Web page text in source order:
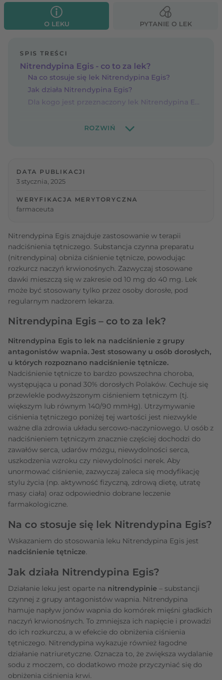
O LEKU PYTANIE O LEK
SPIS TREŚCI
Nitrendypina Egis - co to za lek?
Na co stosuje się lek Nitrendypina Egis?
Jak działa Nitrendypina Egis?
Dla kogo jest przeznaczony lek Nitrendypina Egis?
DATA PUBLIKACJI
3 stycznia, 2025
WERYFIKACJA MERYTORYCZNA
farmaceuta
Nitrendypina Egis znajduje zastosowanie w terapii
nadciśnienia tętniczego. Substancja czynna preparatu
(nitrendypina) obniża ciśnienie tętnicze, powodując
rozkurcz naczyń krwionośnych. Zazwyczaj stosowane
dawki mieszczą się w zakresie od 10 mg do 40 mg. Lek
może być stosowany tylko przez osoby dorosłe, pod
regularnym nadzorem lekarza.
Nitrendypina Egis – co to za lek?
Nitrendypina Egis to lek na nadciśnienie z grupy
antagonistów wapnia. Jest stosowany u osób dorosłych,
u których rozpoznano nadciśnienie tętnicze.
Nadciśnienie tętnicze to bardzo powszechna choroba,
występująca u ponad 30% dorosłych Polaków. Cechuje się
przewlekle podwyższonym ciśnieniem tętniczym (tj.
większym lub równym 140/90 mmHg). Utrzymywanie
ciśnienia tętniczego poniżej tej wartości jest niezwykle
ważne dla zdrowia układu sercowo-naczyniowego. U osób z
nadciśnieniem tętniczym znacznie częściej dochodzi do
zawałów serca, udarów mózgu, niewydolności serca,
uszkodzenia wzroku czy niewydolności nerek. Aby
unormować ciśnienie, zazwyczaj zaleca się modyfikację
stylu życia (np. aktywność fizyczną, zdrową dietę, utratę
masy ciała) oraz odpowiednio dobrane leczenie
farmakologiczne.
Na co stosuje się lek Nitrendypina Egis?
Wskazaniem do stosowania leku Nitrendypina Egis jest
nadciśnienie tętnicze.
Jak działa Nitrendypina Egis?
Działanie leku jest oparte na nitrendypinie – substancji
czynnej z grupy antagonistów wapnia. Nitrendypina
hamuje napływ jonów wapnia do komórek mięśni gładkich
naczyń krwionośnych. To zmniejsza ich napięcie i prowadzi
do ich rozkurczu, a w efekcie do obniżenia ciśnienia
tętniczego. Nitrendypina wykazuje również łagodne
działanie natriuretyczne. Oznacza to, że zwiększa wydalanie
sodu z moczem, co dodatkowo może przyczyniać się do
obniżenia ciśnienia krwi.